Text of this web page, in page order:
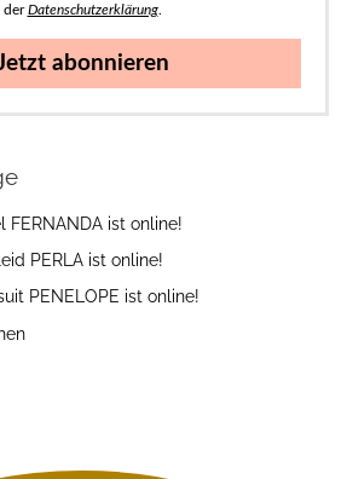
derDatenschutzerklärung.
abonnieren
ist online!
PERLA ist online!
PENELOPE ist online!